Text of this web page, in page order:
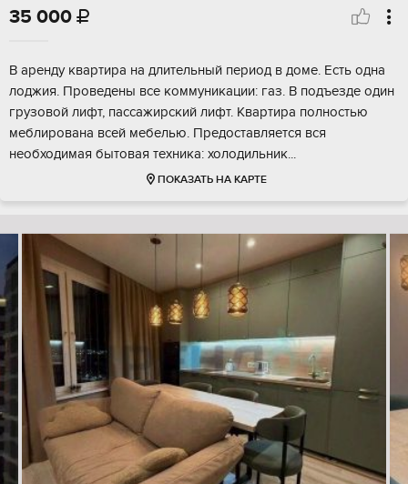
35 000 
В аренду квартира на длительный период в доме. Есть одна
лоджия. Проведены все коммуникации: газ. В подъезде один
грузовой лифт, пассажирский лифт. Квартира полностью
меблирована всей мебелью. Предоставляется вся
необходимая бытовая техника: холодильник...
ПОКАЗАТЬ НА КАРТЕ